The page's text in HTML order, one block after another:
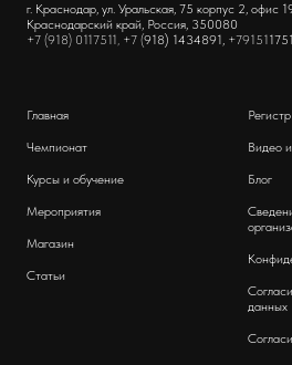
г. Краснодар, ул. Уральская, 75 корпус 2, офис
Краснодарский край, Россия, 350080
+7 (918) 0117511, +7 (918) 1434891, +79151
Главная
Чемпионат
Курсы и обучение
Мероприятия
Магазин
Статьи
Видео
Блог
данных